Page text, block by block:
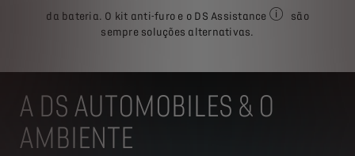
da bateria. O kit anti-furo e o DS Assistance
são
sempre soluções alternativas.
A DS AUTOMOBILES & O
AMBIENTE​